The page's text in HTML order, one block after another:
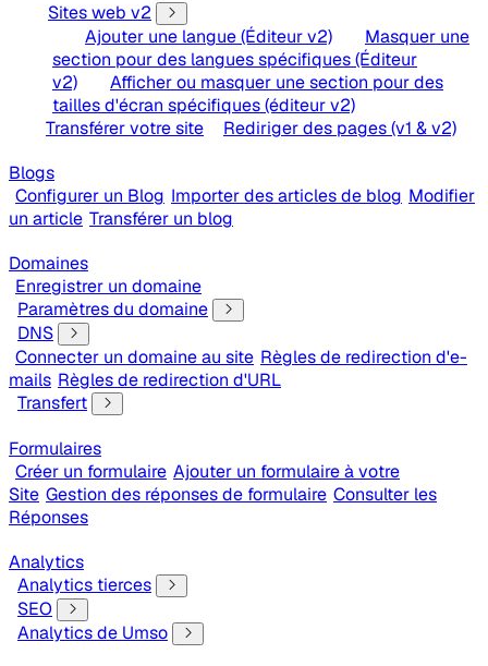
Sites web v2
Ajouter une langue (Éditeur v2)
Masquer une
section pour des langues spécifiques (Éditeur
v2)
Afficher ou masquer une section pour des
tailles d'écran spécifiques (éditeur v2)
Transférer votre site
Rediriger des pages (v1 & v2)
Blogs
Configurer un Blog Importer des articles de blog Modifier
un article Transférer un blog
Domaines
Enregistrer un domaine
Paramètres du domaine
DNS
Connecter un domaine au site Règles de redirection d'e-
mails Règles de redirection d'URL
Transfert
Formulaires
Créer un formulaire Ajouter un formulaire à votre
Site Gestion des réponses de formulaire Consulter les
Réponses
Analytics
Analytics tierces
SEO
Analytics de Umso